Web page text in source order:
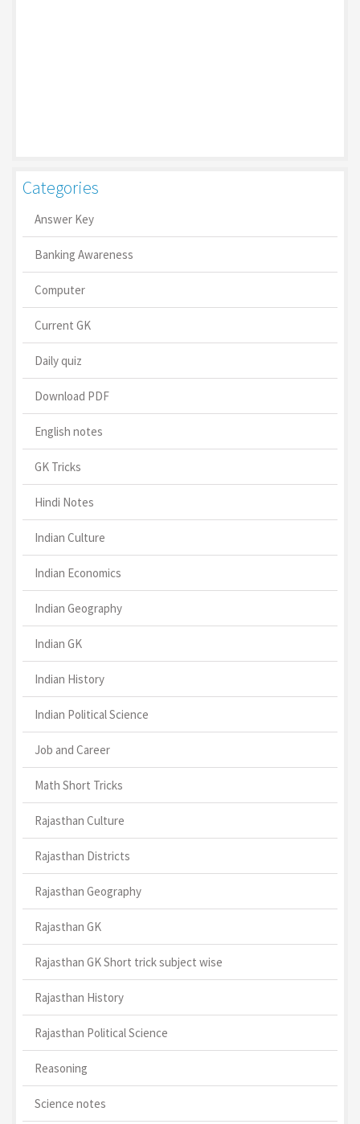
Categories
Answer Key
Banking Awareness
Computer
Current GK
Daily quiz
Download PDF
English notes
GK Tricks
Hindi Notes
Indian Culture
Indian Economics
Indian Geography
Indian GK
Indian History
Indian Political Science
Job and Career
Math Short Tricks
Rajasthan Culture
Rajasthan Districts
Rajasthan Geography
Rajasthan GK
Rajasthan GK Short trick subject wise
Rajasthan History
Rajasthan Political Science
Reasoning
Science notes